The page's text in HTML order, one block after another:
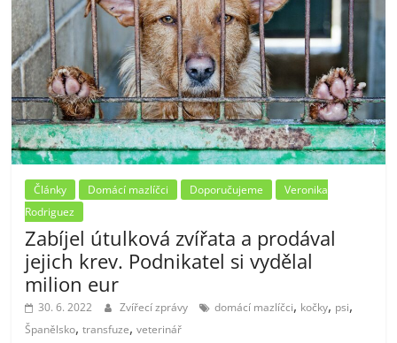
Články Domácí mazlíčci Doporučujeme
Veronika
Rodriguez
Zabíjel útulková zvířata a prodával
jejich krev. Podnikatel si vydělal
milion eur
30. 6. 2022 Zvířecí zprávy domácí mazlíčci, kočky, psi,
Španělsko,transfuze,veterinář